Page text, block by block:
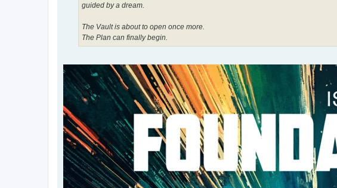
guided by a dream.
The Vault is about to open once more.
The Plan can finally begin.